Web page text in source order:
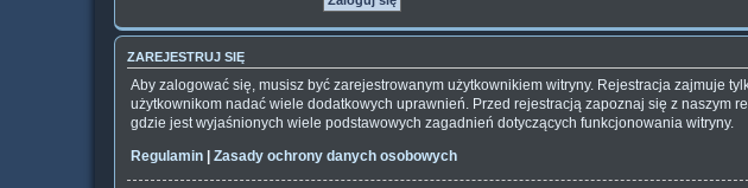
ZAREJESTRUJ SIĘ
Aby zalogować się, musisz być zarejestrowanym użytkownikiem witryny. Rejestracja zajmuje
użytkownikom nadać wiele dodatkowych uprawnień. Przed rejestracją zapoznaj się z naszym
gdzie jest wyjaśnionych wiele podstawowych zagadnień dotyczących funkcjonowania witryny.
Regulamin | Zasady ochrony danych osobowych